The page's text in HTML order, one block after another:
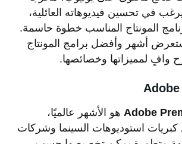
يرغب في تحسين فيديوهاته العائلية،
المونتاج المناسب خطوة حاسمة.
أشهر وأفضل برامج المونتاج
Adobe هو الأشهر عالميًا،
استوديوهات السينما وشركات